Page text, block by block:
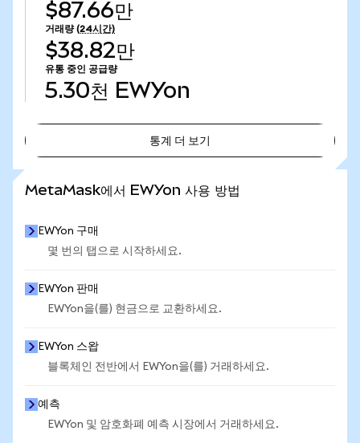
$87.66만
거래량 (24시간)
$38.82만
유통 중인 공급량
5.30천 EWYon
통계 더 보기
MetaMask에서 EWYon 사용 방법
EWYon 구매
몇 번의 탭으로 시작하세요.
EWYon 판매
EWYon을(를) 현금으로 교환하세요.
EWYon 스왑
블록체인 전반에서 EWYon을(를) 거래하세요.
예측
EWYon 및 암호화폐 예측 시장에서 거래하세요.